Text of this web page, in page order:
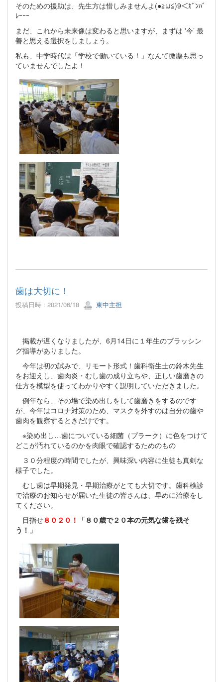
そのための援助は、先生方は惜しみませんよ(●≧ω≦)9＜ｶﾞﾝﾊﾞ
ﾚｰｰｰ
まだ、これから未来像は変わると思いますが、まずは '今’ 最
善と思える選択をしましょう。
私も、中学時代は「学校で働いている！」なんて微塵も思っ
ていませんでしたよ！
歯は大切に！
投稿日時 : 2021/06/18 東中主担
掲載が遅くなりましたが、6月14日に１年生のブラッシン
グ指導がありました。
今年は初の試みで、リモート形式！歯科衛生士の鈴木先生
をお迎えし、歯肉炎・むし歯の成り立ちや、正しい歯磨きの
仕方を模型を使ってわかりやすく説明していただきました。
例年なら、その場で染め出しをして歯磨きをするのです
が、今年はコロナ対策のため、マスクを外すのは自分の歯や
歯肉を観察するときだけです。
※染め出し…歯についている細菌（プラーク）に色をつけて
どこが汚れているのかを肉眼で確認するためのもの
３０分程度の時間でしたが、興味深い内容に生徒も真剣な
様子でした。
むし歯は早期発見・早期治療がとても大切です。歯科検診
で治療のお知らせが届いた生徒の皆さんは、早めに治療をし
てください。
目指せ８０２０！
「８０歳で２０本の元気な歯を残そ
う！」